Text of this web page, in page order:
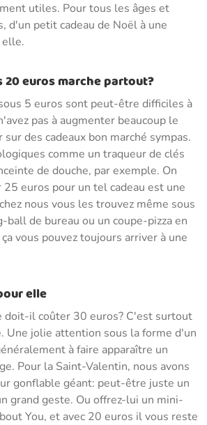
utiles. Pour tous les âges et
d'un petit cadeau de Noël à une
20 euros marche partout?
5 euros sont peut-être difficiles à
pas à augmenter beaucoup le
des cadeaux bon marché sympas.
comme un traqueur de clés
de douche, par exemple. On
euros pour un tel cadeau est une
nous vous les trouvez même sous
ball de bureau ou un coupe-pizza en
vous pouvez toujours arriver à une
elle
doit-il coûter 30 euros? C'est surtout
Une jolie attention sous la forme d'un
à faire apparaître un
Pour la Saint-Valentin, nous avons
gonflable géant: peut-être juste un
grand geste. Ou offrez-lui un mini-
You, et avec 20 euros il vous reste